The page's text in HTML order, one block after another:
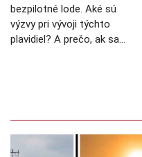
bezpilotné lode. Aké sú
výzvy pri vývoji týchto
plavidiel? A prečo, ak sa…